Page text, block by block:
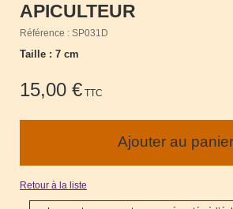
APICULTEUR
Référence : SP031D
Taille : 7 cm
15,00 € TTC
Retour à la liste